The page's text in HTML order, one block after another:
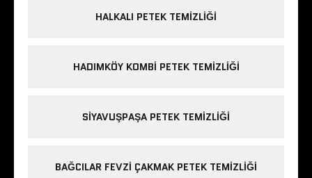
HALKALI PETEK TEMIZLIĞI
HADIMKÖY KOMBI PETEK TEMIZLIĞI
SIYAVUŞPAŞA PETEK TEMIZLIĞI
BAĞCILAR FEVZI ÇAKMAK PETEK TEMIZLIĞI